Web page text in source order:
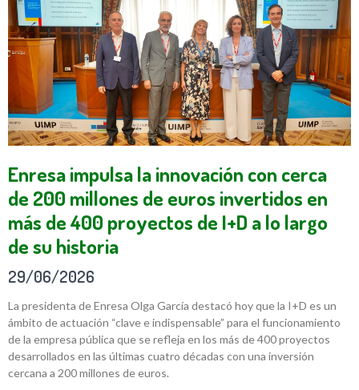
Enresa impulsa la innovación con cerca
de 200 millones de euros invertidos en
más de 400 proyectos de I+D a lo largo
de su historia
29/06/2026
La presidenta de Enresa Olga García destacó hoy que la I+D es un
ámbito de actuación “clave e indispensable” para el funcionamiento
de la empresa pública que se refleja en los más de 400 proyectos
desarrollados en las últimas cuatro décadas con una inversión
cercana a 200 millones de euros.